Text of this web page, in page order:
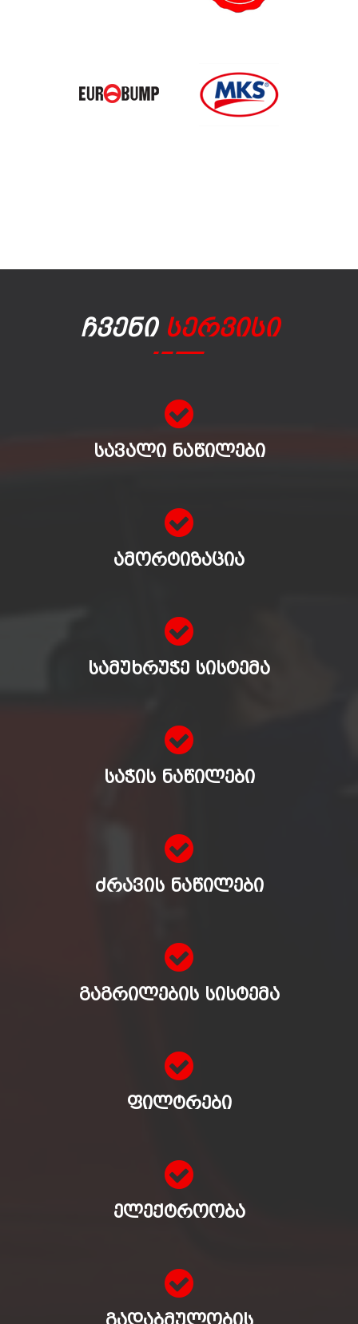
Ჩვენი Სერვისი
ᲡᲐᲕᲐᲚᲘ ᲜᲐᲬᲘᲚᲔᲑᲘ
ᲐᲛᲝᲠᲢᲘᲖᲐᲪᲘᲐ
ᲡᲐᲛᲣᲮᲠᲣᲭᲔ ᲡᲘᲡᲢᲔᲛᲐ
ᲡᲐᲭᲘᲡ ᲜᲐᲬᲘᲚᲔᲑᲘ
ᲫᲠᲐᲕᲘᲡ ᲜᲐᲬᲘᲚᲔᲑᲘ
ᲒᲐᲒᲠᲘᲚᲔᲑᲘᲡ ᲡᲘᲡᲢᲔᲛᲐ
ᲤᲘᲚᲢᲠᲔᲑᲘ
ᲔᲚᲔᲥᲢᲠᲝᲝᲑᲐ